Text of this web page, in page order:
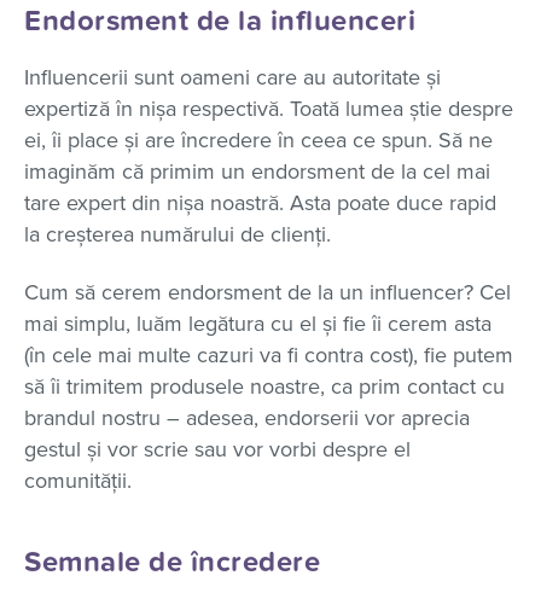
Endorsment de la influenceri
Influencerii sunt oameni care au autoritate și
expertiză în nișa respectivă. Toată lumea știe despre
ei, îi place și are încredere în ceea ce spun. Să ne
imaginăm că primim un endorsment de la cel mai
tare expert din nișa noastră. Asta poate duce rapid
la creșterea numărului de clienți.
Cum să cerem endorsment de la un influencer? Cel
mai simplu, luăm legătura cu el și fie îi cerem asta
(în cele mai multe cazuri va fi contra cost), fie putem
să îi trimitem produsele noastre, ca prim contact cu
brandul nostru – adesea, endorserii vor aprecia
gestul și vor scrie sau vor vorbi despre el
comunității.
Semnale de încredere